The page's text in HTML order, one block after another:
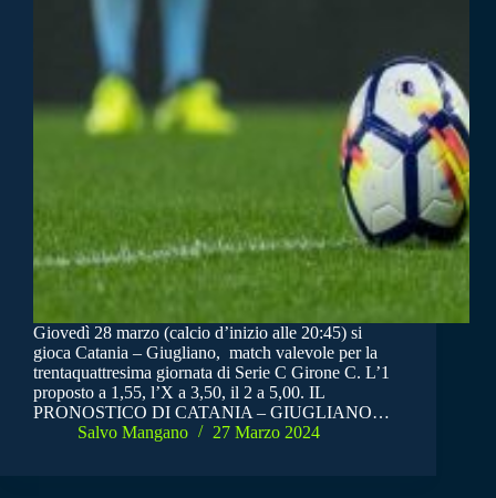
Giovedì 28 marzo (calcio d’inizio alle 20:45) si
gioca Catania – Giugliano, match valevole per la
trentaquattresima giornata di Serie C Girone C. L’1
proposto a 1,55, l’X a 3,50, il 2 a 5,00. IL
PRONOSTICO DI CATANIA – GIUGLIANO…
Salvo Mangano
27 Marzo 2024